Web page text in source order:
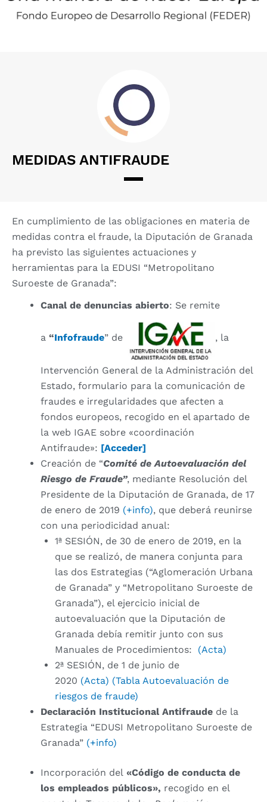
MEDIDAS ANTIFRAUDE
En cumplimiento de las obligaciones en materia de
medidas contra el fraude, la Diputación de Granada
ha previsto las siguientes actuaciones y
herramientas para la EDUSI “Metropolitano
Suroeste de Granada”:
Canal de denuncias abierto: Se remite
a “Infofraude” de , la
Intervención General de la Administración del
Estado, formulario para la comunicación de
fraudes e irregularidades que afecten a
fondos europeos, recogido en el apartado de
la web IGAE sobre «coordinación
Antifraude»: [Acceder]
Creación de “Comité de Autoevaluación del
Riesgo de Fraude”, mediante Resolución del
Presidente de la Diputación de Granada, de 17
de enero de 2019 (+info), que deberá reunirse
con una periodicidad anual:
1ª SESIÓN, de 30 de enero de 2019, en la
que se realizó, de manera conjunta para
las dos Estrategias (“Aglomeración Urbana
de Granada” y “Metropolitano Suroeste de
Granada”), el ejercicio inicial de
autoevaluación que la Diputación de
Granada debía remitir junto con sus
Manuales de Procedimientos: (Acta)
2ª SESIÓN, de 1 de junio de
2020 (Acta) (Tabla Autoevaluación de
riesgos de fraude)
Declaración Institucional Antifraude de la
Estrategia “EDUSI Metropolitano Suroeste de
Granada” (+info)
Incorporación del «Código de conducta de
los empleados públicos», recogido en el